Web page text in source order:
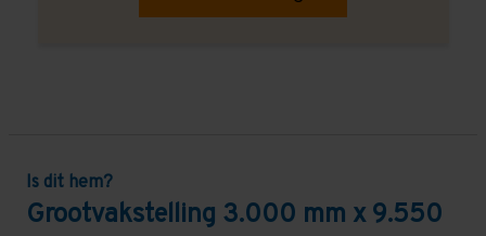
Is dit hem?
Grootvakstelling 3.000 mm x 9.550